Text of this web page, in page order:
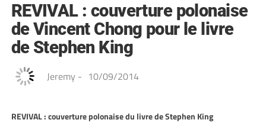
REVIVAL : couverture polonaise
de Vincent Chong pour le livre
de Stephen King
Jeremy - 10/09/2014
REVIVAL : couverture polonaise du livre de Stephen King